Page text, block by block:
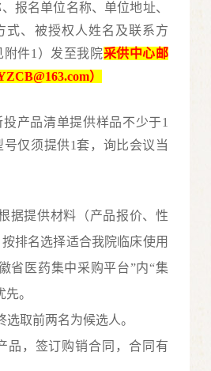
报名单位名称、单位地址、
式、被授权人姓名及联系方
附件1）发至我院采供中心邮
@163.com）
产品清单提供样品不少于1
仅须提供1套，询比会议当
据提供材料（产品报价、性
排名选择适合我院临床使用
省医药集中采购平台”内“集
。
选取前两名为候选人。
品，签订购销合同，合同有